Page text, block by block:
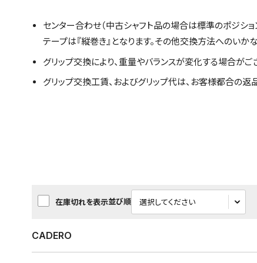
センター合わせ（中古シャフト品の場合は標準のポジショ
テープは『縦巻き』となります。その他交換方法へのいか
グリップ交換により、重量やバランスが変化する場合が
グリップ交換工賃、およびグリップ代は、お客様都合の
在庫切れを表示並び順
CADERO